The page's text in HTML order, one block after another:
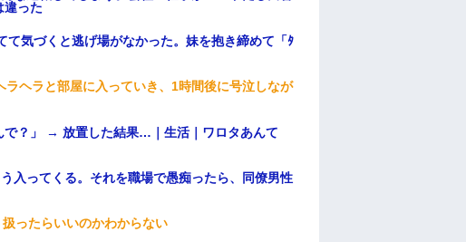
った
気づくと逃げ場がなかった。妹を抱き締めて「ﾀ
ヘラと部屋に入っていき、1時間後に号泣しなが
で？」 → 放置した結果…｜生活｜ワロタあんて
入ってくる。それを職場で愚痴ったら、同僚男性
ったらいいのかわからない